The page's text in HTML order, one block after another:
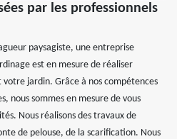
par les professionnels
paysagiste, une entreprise
est en mesure de réaliser
jardin. Grâce à nos compétences
nous sommes en mesure de vous
Nous réalisons des travaux de
de pelouse, de la scarification. Nous